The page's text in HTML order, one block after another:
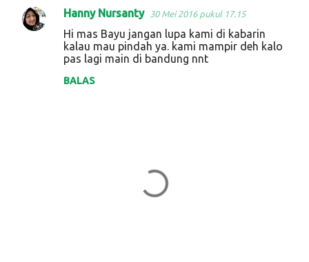
e
n
Hanny Nursanty 30 Mei 2016 pukul 17.15
Hi mas Bayu jangan lupa kami di kabarin
kalau mau pindah ya. kami mampir deh kalo
pas lagi main di bandung nnt
BALAS